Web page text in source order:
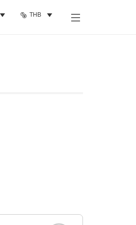
THB